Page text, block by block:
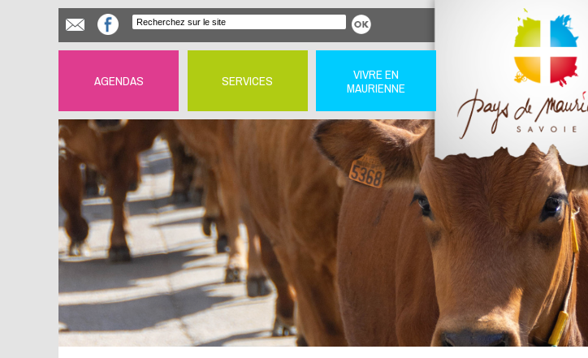
AGENDAS SERVICES
VIVRE EN
MAURIENNE